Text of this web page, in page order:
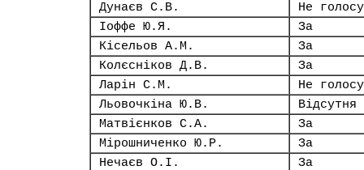
Дунаєв С.В.
Не
Іоффе Ю.Я.
За
Кісельов А.М.
За
Колєсніков Д.В.
За
Ларін С.М.
Не
Льовочкіна Ю.В.
Відсутня
Матвієнков С.А.
За
Мірошниченко Ю.Р.
За
Нечаєв О.І.
За